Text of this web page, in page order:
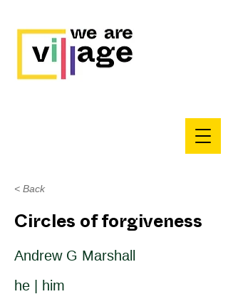
< Back
Circles of forgiveness
Andrew G Marshall
he | him